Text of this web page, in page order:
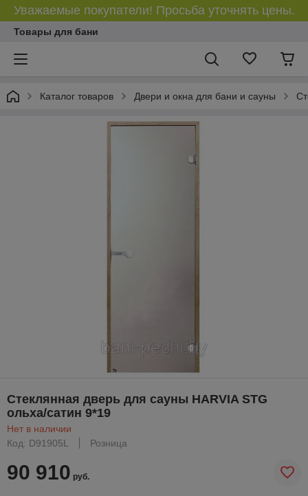
Уважаемые покупатели! Просьба уточнять цены.
Товары для бани
Каталог товаров Двери и окна для бани и сауны
Стеклянная дверь для сауны HARVIA STG
ольха/сатин 9*19
Нет в наличии
Код: D91905L
Розница
90 910 руб.